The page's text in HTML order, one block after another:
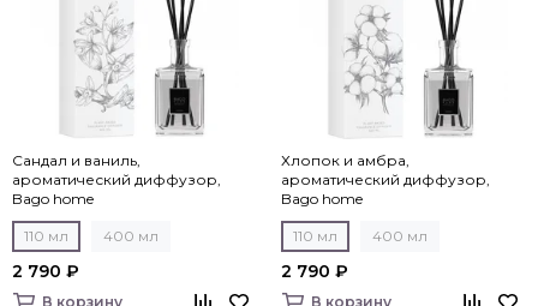
Сандал и ваниль,
ароматический диффузор,
Bago home
110 мл 400 мл
2 790 ₽
В корзину
Хлопок и амбра,
ароматический диффузор,
Bago home
110 мл 400 мл
2 790 ₽
В корзину